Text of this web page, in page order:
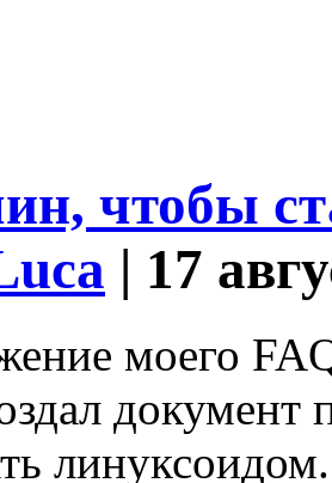
чтобы
| 17
моего